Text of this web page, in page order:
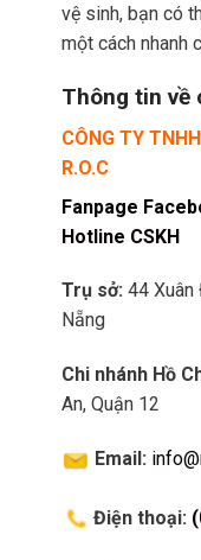
vệ sinh, bạn có
một cách nhanh
Thông tin về
CÔNG TY
R.O.C
Fanpage
Hotline CSKH
Trụ sở: 44 Xuân
Nẵng
Chi nhánh Hồ
An, Quận 12
Email:
Điện thoại: